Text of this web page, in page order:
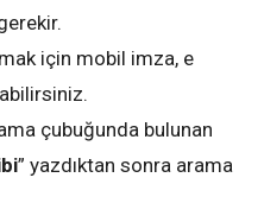
için mobil imza, e
çubuğunda bulunan
” yazdıktan sonra arama